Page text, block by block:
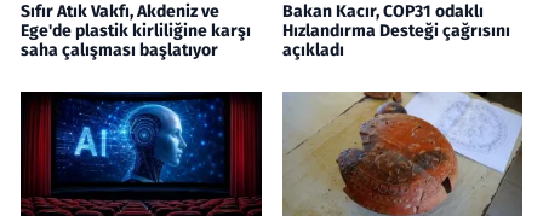
Sıfır Atık Vakfı, Akdeniz ve
Ege'de plastik kirliliğine karşı
saha çalışması başlatıyor
Bakan Kacır, COP31 odaklı
Hızlandırma Desteği çağrısını
açıkladı